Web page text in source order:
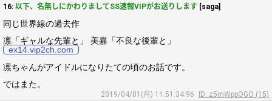
16: 以下、名無しにかわりましてSS速報VIPがお送りします [saga]
同じ世界線の過去作
凛「ギャルな先輩と」 美嘉「不良な後輩と」
ex14.vip2ch.com
凛ちゃんがアイドルになりたての頃のお話です。
ではまた。
2019/04/01(月) 11:51:34.96
ID: z5mWppOGO (15)